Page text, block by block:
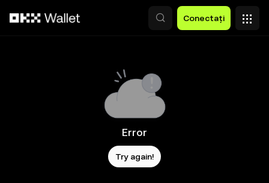
Conectați
Error
Try again!